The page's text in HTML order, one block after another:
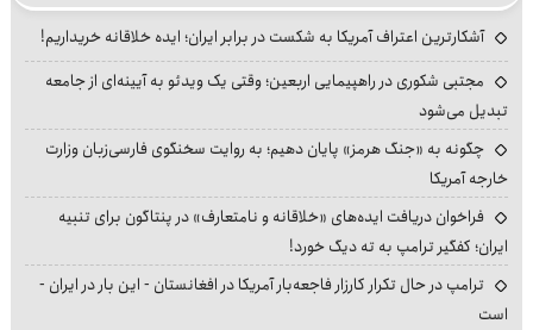
آشکارترین اعتراف آمریکا به شکست در برابر ایران؛ ایده خلاقانه خریداریم!
مجتبی شکوری در راهپیمایی اربعین؛ وقتی یک ویدئو به آیینه‌ای از جامعه
تبدیل می‌شود
چگونه به «جنگ هرمز» پایان دهیم؛ به روایت سخنگوی فارسی‌زبان وزارت
خارجه آمریکا
فراخوان دریافت ایده‌های «خلاقانه و نامتعارف» در پنتاگون برای تنبیه
ایران؛ کفگیر ترامپ به ته دیگ خورد!
ترامپ در حال تکرار کارزار فاجعه‌بار آمریکا در افغانستان - این بار در ایران -
است